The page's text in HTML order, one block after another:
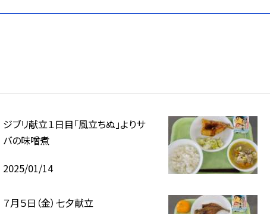
ジブリ献立１日目「風立ちぬ」よりサ
バの味噌煮
2025/01/14
７月５日（金）七夕献立